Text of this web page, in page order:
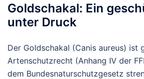
Goldschakal: Ein
unter Druck
Der Goldschakal (Canis aureus) ist
Artenschutzrecht (Anhang IV der
dem Bundesnaturschutzgesetz